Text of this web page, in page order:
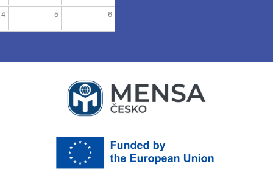
4 5 6